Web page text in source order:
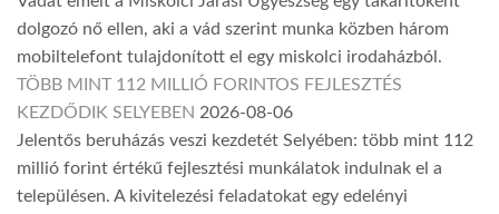
dolgozó nő ellen, aki a vád szerint munka közben három
mobiltelefont tulajdonított el egy miskolci irodaházból.
TÖBB MINT 112 MILLIÓ FORINTOS FEJLESZTÉS
KEZDŐDIK SELYEBEN 2026-08-06
Jelentős beruházás veszi kezdetét Selyében: több mint 112
millió forint értékű fejlesztési munkálatok indulnak el a
településen. A kivitelezési feladatokat egy edelényi